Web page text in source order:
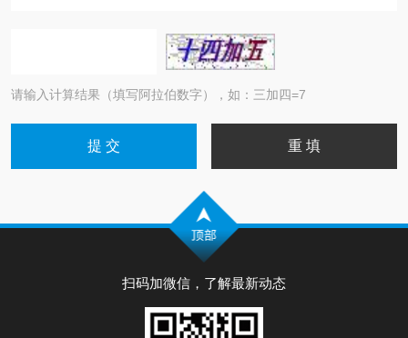
请输入计算结果（填写阿拉伯数字），如：三加四=7
扫码加微信，了解最新动态